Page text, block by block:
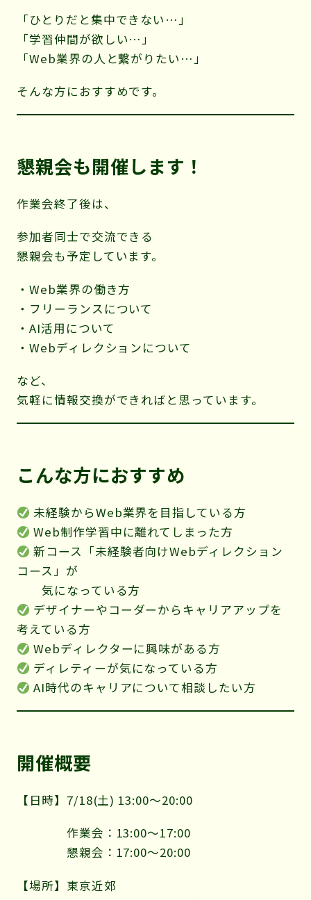
「ひとりだと集中できない…」
「学習仲間が欲しい…」
「Web業界の人と繋がりたい…」
そんな方におすすめです。
懇親会も開催します！
作業会終了後は、
参加者同士で交流できる
懇親会も予定しています。
・Web業界の働き方
・フリーランスについて
・AI活用について
・Webディレクションについて
など、
気軽に情報交換ができればと思っています。
こんな方におすすめ
未経験からWeb業界を目指している方
Web制作学習中に離れてしまった方
新コース「未経験者向けWebディレクション
コース」が
気になっている方
デザイナーやコーダーからキャリアアップを
考えている方
Webディレクターに興味がある方
ディレティーが気になっている方
AI時代のキャリアについて相談したい方
開催概要
【日時】7/18(土) 13:00〜20:00
作業会：13:00〜17:00
懇親会：17:00〜20:00
【場所】東京近郊